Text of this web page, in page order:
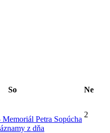
So Ne
Petra Sopúcha
z dňa
2